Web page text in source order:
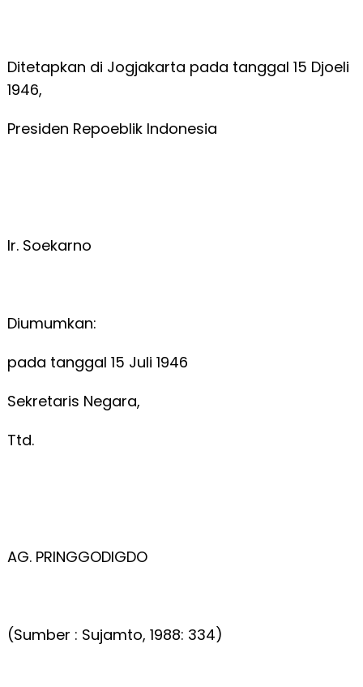
Ditetapkan di Jogjakarta pada tanggal 15 Djoeli
1946,
Presiden Repoeblik Indonesia
Ir. Soekarno
Diumumkan:
pada tanggal 15 Juli 1946
Sekretaris Negara,
Ttd.
AG. PRINGGODIGDO
(Sumber : Sujamto, 1988: 334)